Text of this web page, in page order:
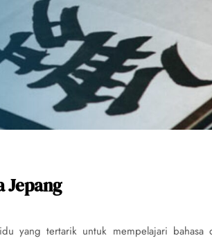
Jepang
yang tertarik untuk mempelajari bahasa